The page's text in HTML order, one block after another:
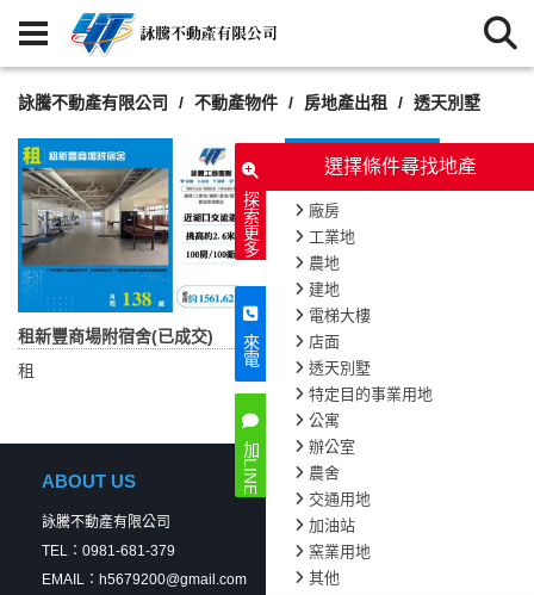
選擇條件尋找地產
廠房
工業地
農地
建地
電梯大樓
店面
透天別墅
特定目的事業用地
公寓
辦公室
農舍
交通用地
加油站
窯業用地
其他
探索更多
來電
加LINE
詠騰不動產有限公司 不動產物件 房地產出租 透天別墅
租新豐商場附宿舍(已成交)
租
桃園角窗獨棟透天出租
租
ABOUT US
詠騰不動產有限公司
TEL：0981-681-379
EMAIL：h5679200@gmail.com